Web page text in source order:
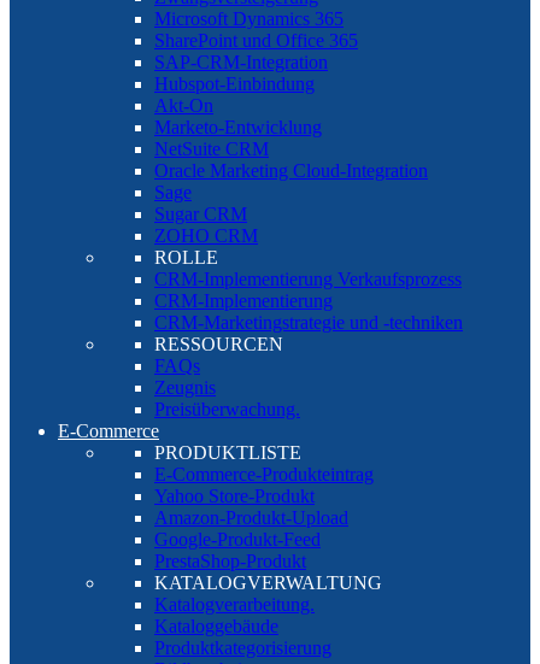
Microsoft Dynamics 365
SharePoint und Office 365
SAP-CRM-Integration
Hubspot-Einbindung
Akt-On
Marketo-Entwicklung
NetSuite CRM
Oracle Marketing Cloud-Integration
Sage
Sugar CRM
ZOHO CRM
ROLLE
CRM-Implementierung Verkaufsprozess
CRM-Implementierung
CRM-Marketingstrategie und -techniken
RESSOURCEN
FAQs
Zeugnis
Preisüberwachung.
E-Commerce
PRODUKTLISTE
E-Commerce-Produkteintrag
Yahoo Store-Produkt
Amazon-Produkt-Upload
Google-Produkt-Feed
PrestaShop-Produkt
KATALOGVERWALTUNG
Katalogverarbeitung.
Kataloggebäude
Produktkategorisierung